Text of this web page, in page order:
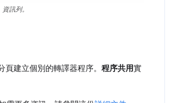
訊列。
建立個別的轉譯器程序。 程序共用實